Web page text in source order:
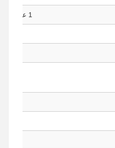
1 عدد Mini PCIe با طول نیمه برای Wi-Fi